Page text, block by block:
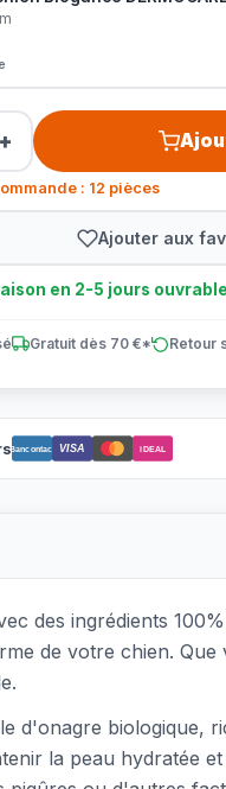
+
: 12 pièces
Ajouter aux
en 2-5 jours
Gratuit dès 70 €* Retour
Bancontact VISA iDEAL
des ingrédients
de votre chien.
d'onagre biologique,
la peau hydratée et